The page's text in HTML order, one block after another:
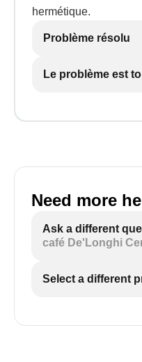
hermétique.
Problème résolu
Le problème est
Need more
Ask a different
café De'Longhi
Select a different